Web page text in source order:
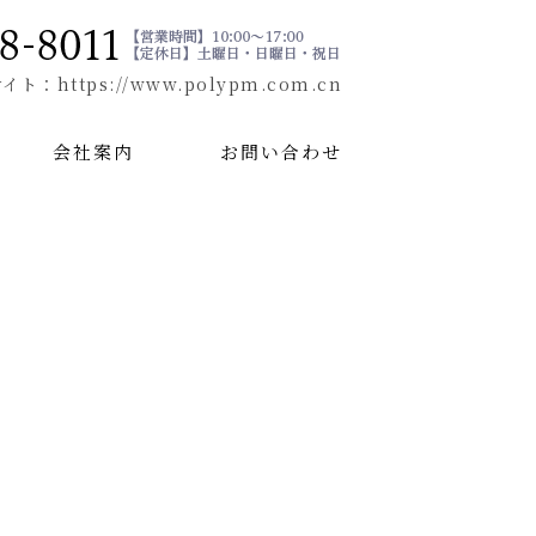
ト ：https://www.polypm.com.cn
会社案内 お問い合わせ